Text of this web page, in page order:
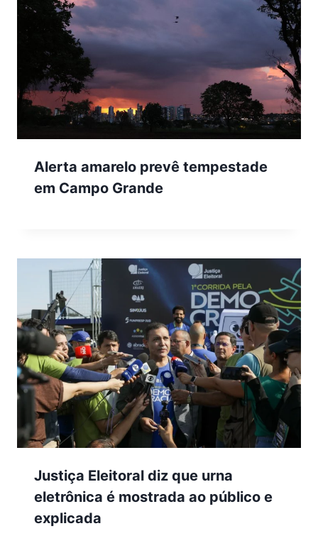
Alerta amarelo prevê tempestade
em Campo Grande
Justiça Eleitoral diz que urna
eletrônica é mostrada ao público e
explicada